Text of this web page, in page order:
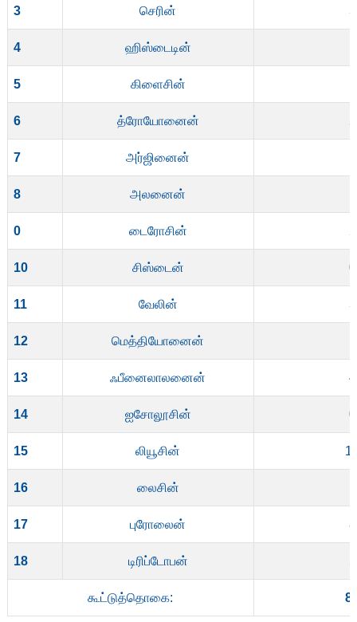
3 செரின்
4 ஹிஸ்டைடின்
5 கிளைசின்
6 த்ரோயோனைன்
7 அர்ஜினைன்
8 அலனைன்
0 டைரோசின்
10 சிஸ்டைன்
11 வேலின்
12 மெத்தியோனைன்
13 ஃபீனைலாலனைன்
14 ஐசோலூசின்
15 லியூசின்
16 லைசின்
17 புரோலைன்
18 டிரிப்டோபன்
கூட்டுத்தொகை: